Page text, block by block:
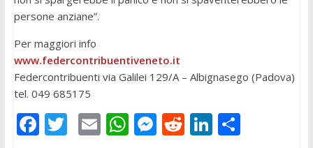
persone anziane”.
Per maggiori info
www.federcontribuentiveneto.it
Federcontribuenti via Galilei 129/A – Albignasego (Padova)
tel. 049 685175
F T E W M R Li C